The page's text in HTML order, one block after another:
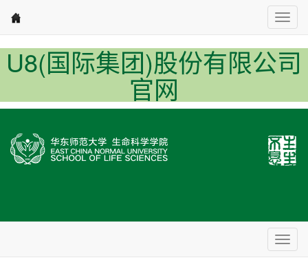
U8(国际集团)股份有限公司
官网
Nav1
Nav2